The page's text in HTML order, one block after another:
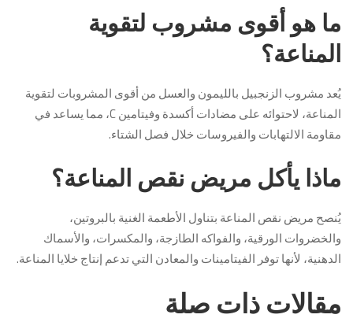
ما هو أقوى مشروب لتقوية
المناعة؟
يُعد مشروب الزنجبيل بالليمون والعسل من أقوى المشروبات لتقوية
المناعة، لاحتوائه على مضادات أكسدة وفيتامين C، مما يساعد في
مقاومة الالتهابات والفيروسات خلال فصل الشتاء.
ماذا يأكل مريض نقص المناعة؟
يُنصح مريض نقص المناعة بتناول الأطعمة الغنية بالبروتين،
والخضروات الورقية، والفواكه الطازجة، والمكسرات، والأسماك
الدهنية، لأنها توفر الفيتامينات والمعادن التي تدعم إنتاج خلايا المناعة.
مقالات ذات صلة